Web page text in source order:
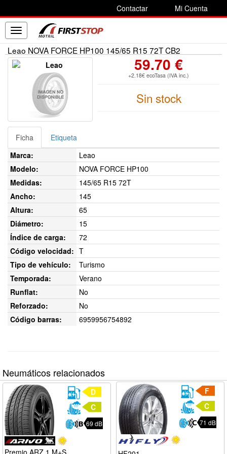
Contactar Mi Cuenta
Toggle
navigation
Leao NOVA FORCE HP100 145/65 R15 72T CB2
59.70 €
+2.18€ ecoTasa (IVA inc.)
Sin stock
Ficha
Etiqueta
Marca:
Leao
Modelo:
NOVA FORCE HP100
Medidas:
145/65 R15 72T
Ancho:
145
Altura:
65
Diámetro:
15
Índice de carga:
72
Código velocidad: T
Tipo de vehículo:
Turismo
Temporada:
Verano
Runflat:
No
Reforzado:
No
Código barras:
6959956754892
Neumáticos relacionados
D
C
69 dB
F
C
71 dB